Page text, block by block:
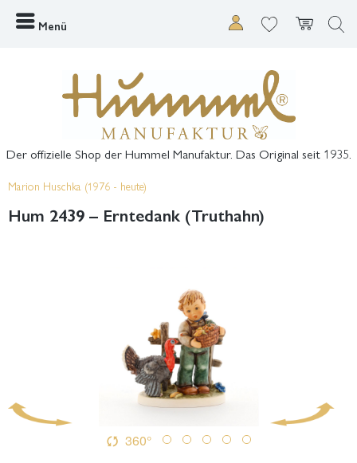
Menü
Der offizielle Shop der Hummel Manufaktur. Das Original seit 1935.
Marion Huschka (1976 - heute)
Hum 2439 – Erntedank (Truthahn)
360°